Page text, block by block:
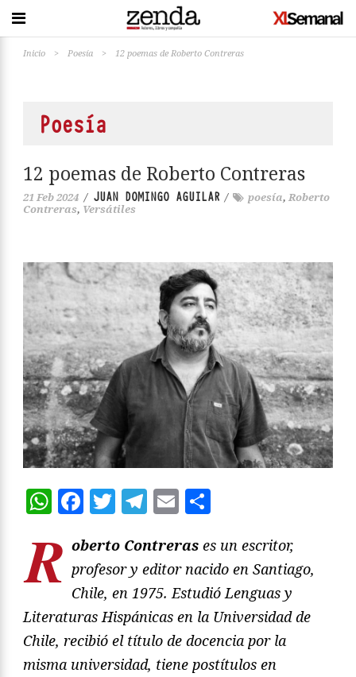
Inicio > Poesía > 12 poemas de Roberto Contreras
Poesía
12 poemas de Roberto Contreras
21 Feb 2024 / JUAN DOMINGO AGUILAR / poesía, Roberto
Contreras, Versátiles
WhatsApp
Facebook
Twitter
Telegram
Email
R oberto Contreras es un escritor,
profesor y editor nacido en Santiago,
Chile, en 1975. Estudió Lenguas y
Literaturas Hispánicas en la Universidad de
Chile, recibió el título de docencia por la
misma universidad, tiene postítulos en